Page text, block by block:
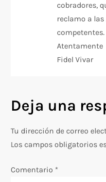
cobradores,
reclamo a
competentes.
Atentamente
Fidel Vivar
Deja una
Tu dirección de correo
Los campos obligatorios
Comentario *